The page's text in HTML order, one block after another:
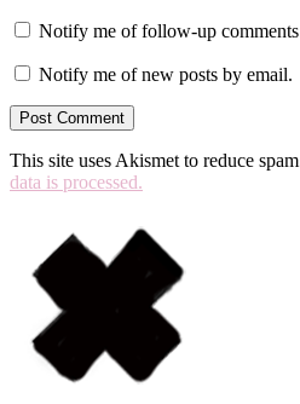
Notify me of follow-up
Notify me of new posts by email.
This site uses Akismet to reduce
data is processed.